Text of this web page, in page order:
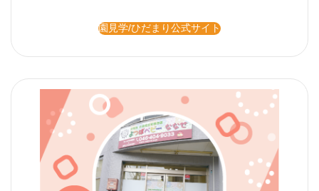
園見学/ひだまり公式サイト